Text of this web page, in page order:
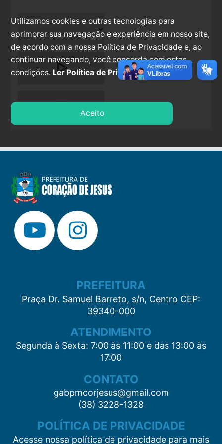
play_arrow
stop
PREFEITURA
Praça Dr. Samuel Barreto, s/n, Centro CEP:
39340-000
ATENDIMENTO
Segunda à Sexta: 7:00 às 11:00 e das 13:00 às
17:00
CONTATO
gabpmcorjesus@gmail.com
(38) 3228-1328
POLÍTICA DE PRIVACIDADE
Acesse nossa política de privacidade para mais
Utilizamos cookies e outras tecnologias para
aprimorar sua navegação e experiência em nosso site,
de acordo com a nossa Política de Privacidade e, ao
continuar navegando, você concorda com estas
condições. Ler Política de Privacidade.
Aceito